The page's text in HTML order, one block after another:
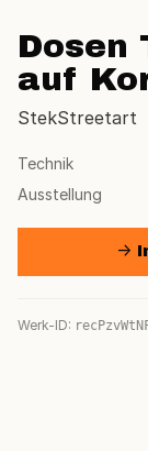
Dosen
auf
StekStreetart
Technik
Ausstellung
→
Werk-ID: